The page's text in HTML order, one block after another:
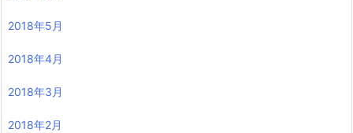
2018年5月
2018年4月
2018年3月
2018年2月